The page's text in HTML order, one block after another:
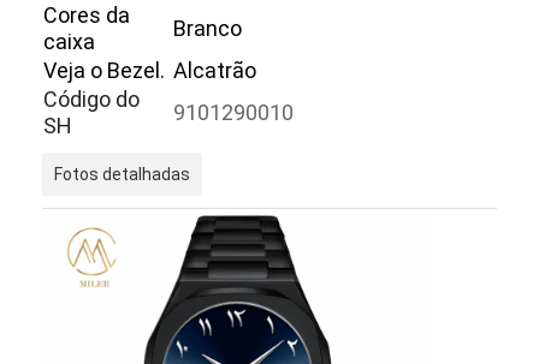
Cores da
caixa
Branco
Veja o Bezel. Alcatrão
Código do
SH
9101290010
Fotos detalhadas